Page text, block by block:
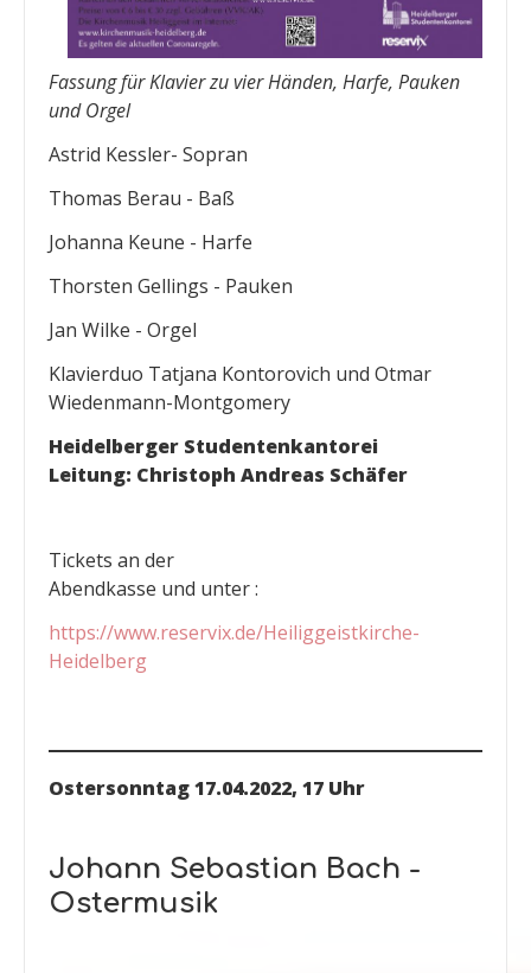
Fassung für Klavier zu vier Händen, Harfe, Pauken
und Orgel
Astrid Kessler- Sopran
Thomas Berau - Baß
Johanna Keune - Harfe
Thorsten Gellings - Pauken
Jan Wilke - Orgel
Klavierduo Tatjana Kontorovich und Otmar
Wiedenmann-Montgomery
Heidelberger Studentenkantorei
Leitung: Christoph Andreas Schäfer
Tickets an der
Abendkasse und unter :
https://www.reservix.de/Heiliggeistkirche-
Heidelberg
Ostersonntag 17.04.2022, 17 Uhr
Johann Sebastian Bach -
Ostermusik